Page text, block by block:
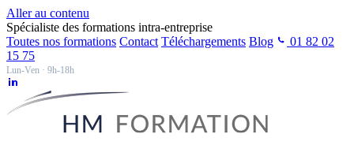
Aller au contenu
Spécialiste des formations intra-entreprise
Toutes nos formations Contact Téléchargements Blog
01 82 02
15 75
Lun-Ven · 9h-18h